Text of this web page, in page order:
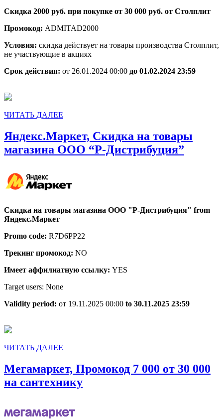
покупке
30
руб.
Cкидка 2000 руб. при покупке от 30 000 руб. от Столплит
Промокод: ADMITAD2000
Условия: скидка действует на товары производства Столплит,
не участвующие в акциях
Срок действия: от 26.01.2024 00:00 до 01.02.2024 23:59
ЧИТАТЬ ДАЛЕЕ
Яндекс.Маркет, Скидка на товары
магазина ООО “Р-Дистрибуция”
ООО
Скидка на товары магазина ООО "Р-Дистрибуция" from
Яндекс.Маркет
Promo code: R7D6PP22
Трекинг промокод: NO
Имеет аффилиатную ссылку: YES
Target users: None
Validity period: от 19.11.2025 00:00 to 30.11.2025 23:59
ЧИТАТЬ ДАЛЕЕ
Мегамаркет, Промокод 7 000 от 30 000
на сантехникуМегамаркет,